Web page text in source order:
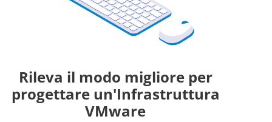
Rileva il modo migliore per
progettare un'Infrastruttura
VMware